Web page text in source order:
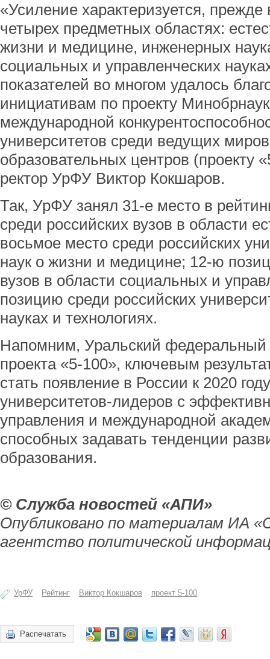
«Усиление характеризуется,
четырех предметных областях:
жизни и медицине, инженерных
социальных и управленческих
показателей во многом удалось
инициативам по проекту
международной
университетов среди ведущих
образовательных центров (проекту
ректор УрФУ Виктор Кокшаров.
Так, УрФУ занял 31-е место в
среди российских вузов в области
восьмое место среди российских
наук о жизни и медицине; 12-ю
вузов в области социальных и
позицию среди российских
науках и технологиях.
Напомним, Уральский федеральный
проекта «5-100», ключевым
стать появление в России к 2020
университетов-лидеров с
управления и международной
способных задавать тенденции
образования.
© Служба новостей «АПИ»
Опубликовано по материалам ИА
агентство политической
УрФУ Рейтинг Виктор Кокшаров проект 5-100
Распечатать